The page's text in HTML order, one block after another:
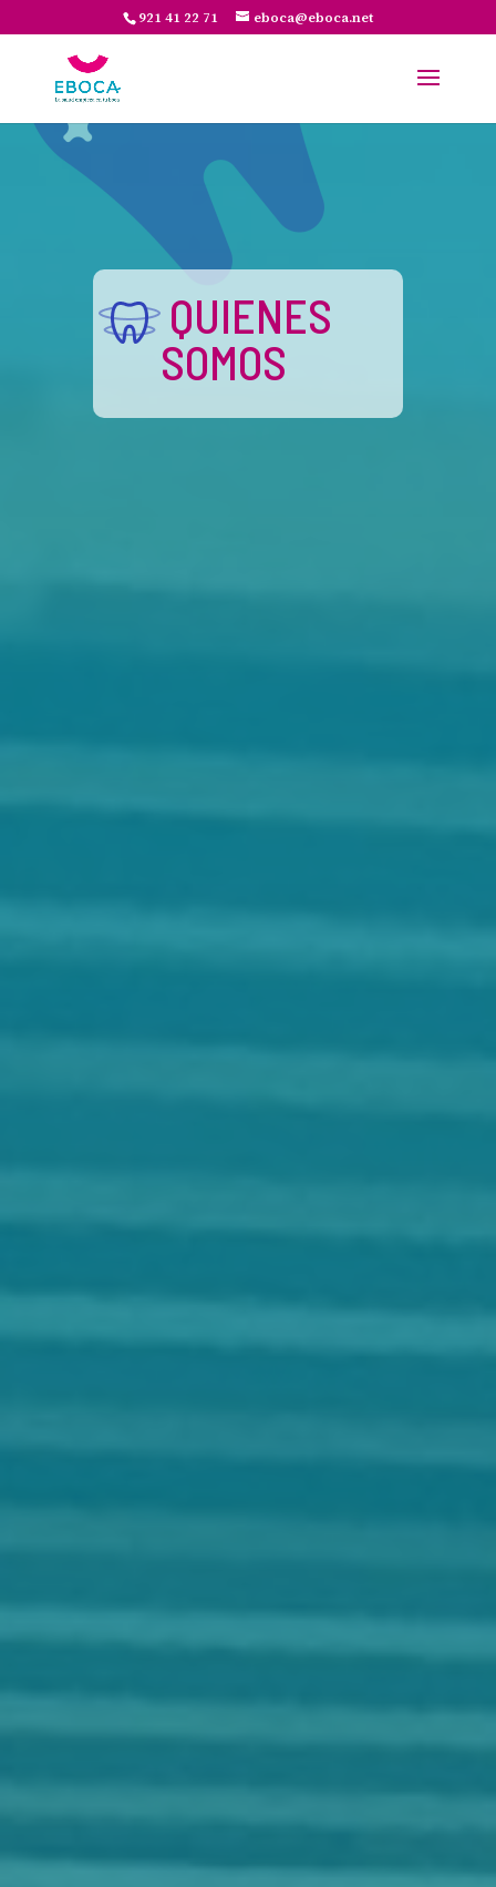
921 41 22 71 eboca@eboca.net
QUIENES
SOMOS